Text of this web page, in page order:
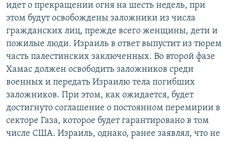
идет о прекращении огня на шесть недель, при
этом будут освобождены заложники из числа
гражданских лиц, прежде всего женщины, дети и
пожилые люди. Израиль в ответ выпустит из тюрем
часть палестинских заключенных. Во второй фазе
Хамас должен освободить заложников среди
военных и передать Израилю тела погибших
заложников. При этом, как ожидается, будет
достигнуто соглашение о постоянном перемирии в
секторе Газа, которое будет гарантировано в том
числе США. Израиль, однако, ранее заявлял, что не